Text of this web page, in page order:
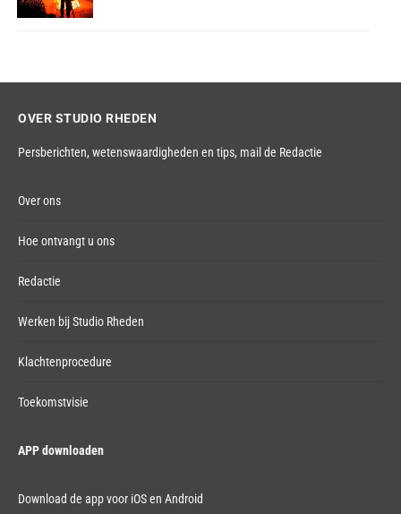
OVER STUDIO RHEDEN
Persberichten, wetenswaardigheden en tips, mail de Redactie
Over ons
Hoe ontvangt u ons
Redactie
Werken bij Studio Rheden
Klachtenprocedure
Toekomstvisie
APP downloaden
Download de app voor iOS en Android